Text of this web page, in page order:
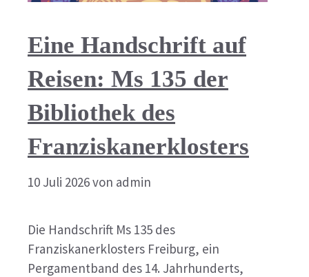
Eine Handschrift auf
Reisen: Ms 135 der
Bibliothek des
Franziskanerklosters
10 Juli 2026von admin
Die Handschrift Ms 135 des
Franziskanerklosters Freiburg, ein
Pergamentband des 14. Jahrhunderts,